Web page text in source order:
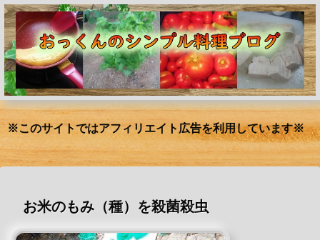
※このサイトではアフィリエイト広告を利用しています※
お米のもみ（種）を殺菌殺虫